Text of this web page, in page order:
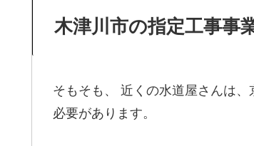
木津川市の指定工事事
そもそも、 近くの水道屋さんは
必要があります。